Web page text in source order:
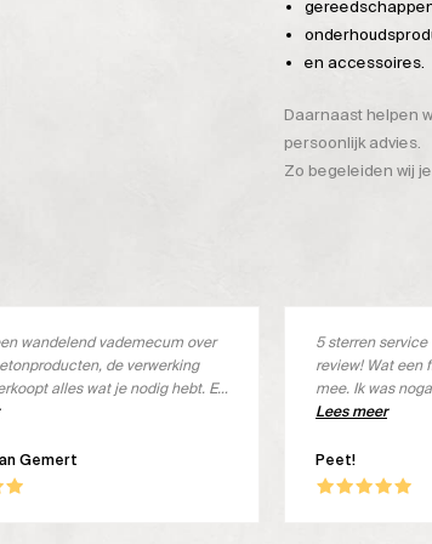
en accessoires.
Daarnaast helpen
persoonlijk advies.
Zo begeleiden wij
Gemert
wandelend vademecum over
de verwerking
alles wat je nodig hebt. En
goed
Peet!
5 sterren
review! Wat een
mee. Ik was
merk, maar deze
product
ben om! Wat
en een
Lees meer